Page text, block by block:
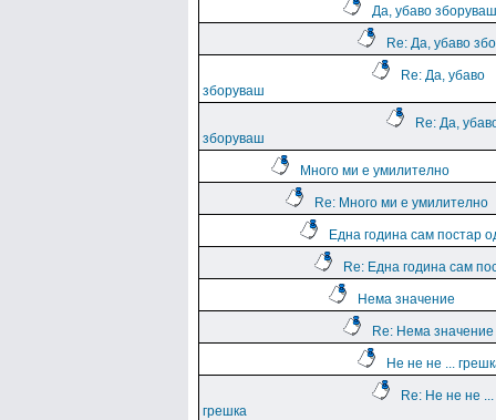
Да, убаво зборуваш
Re: Да, убаво
Re: Да, убаво
зборуваш
Re: Да,
зборуваш
Много ми е умилително
Re: Много ми е умилително
Една година сам постар
Re: Една година сам
Нема значение
Re: Нема значение
Не не не ...
Re: Не не не ...
грешка